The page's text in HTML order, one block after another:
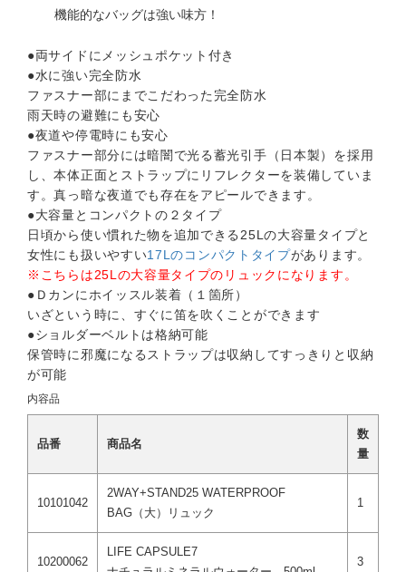
機能的なバッグは強い味方！
●両サイドにメッシュポケット付き
●水に強い完全防水
ファスナー部にまでこだわった完全防水
雨天時の避難にも安心
●夜道や停電時にも安心
ファスナー部分には暗闇で光る蓄光引手（日本製）を採用
し、本体正面とストラップにリフレクターを装備していま
す。真っ暗な夜道でも存在をアピールできます。
●大容量とコンパクトの２タイプ
日頃から使い慣れた物を追加できる25Lの大容量タイプと
女性にも扱いやすい17Lのコンパクトタイプがあります。
※こちらは25Lの大容量タイプのリュックになります。
●Ｄカンにホイッスル装着（１箇所）
いざという時に、すぐに笛を吹くことができます
●ショルダーベルトは格納可能
保管時に邪魔になるストラップは収納してすっきりと収納
が可能
内容品
品番 商品名
数
量
10101042
2WAY+STAND25 WATERPROOF
BAG（大）リュック
1
10200062
LIFE CAPSULE7
3